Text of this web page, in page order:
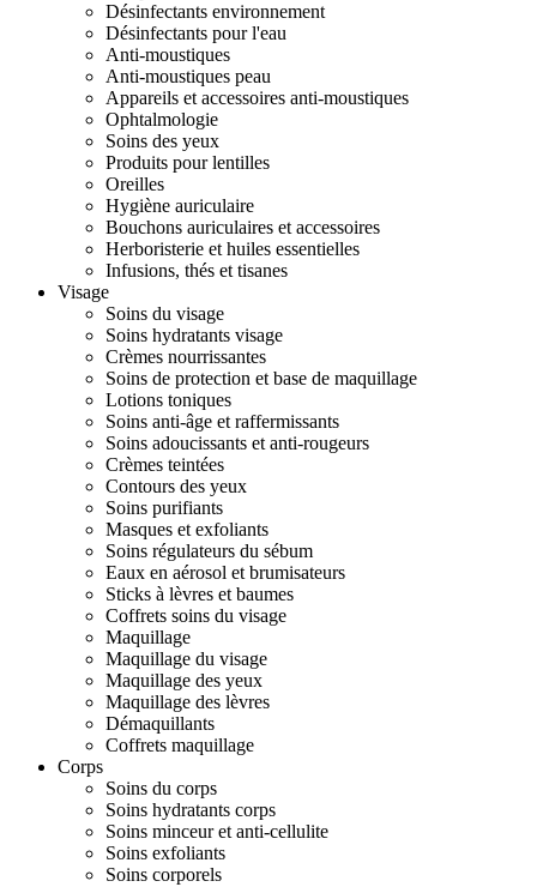
Désinfectants environnement
Désinfectants pour l'eau
Anti-moustiques
Anti-moustiques peau
Appareils et accessoires anti-moustiques
Ophtalmologie
Soins des yeux
Produits pour lentilles
Oreilles
Hygiène auriculaire
Bouchons auriculaires et accessoires
Herboristerie et huiles essentielles
Infusions, thés et tisanes
Visage
Soins du visage
Soins hydratants visage
Crèmes nourrissantes
Soins de protection et base de maquillage
Lotions toniques
Soins anti-âge et raffermissants
Soins adoucissants et anti-rougeurs
Crèmes teintées
Contours des yeux
Soins purifiants
Masques et exfoliants
Soins régulateurs du sébum
Eaux en aérosol et brumisateurs
Sticks à lèvres et baumes
Coffrets soins du visage
Maquillage
Maquillage du visage
Maquillage des yeux
Maquillage des lèvres
Démaquillants
Coffrets maquillage
Corps
Soins du corps
Soins hydratants corps
Soins minceur et anti-cellulite
Soins exfoliants
Soins corporels